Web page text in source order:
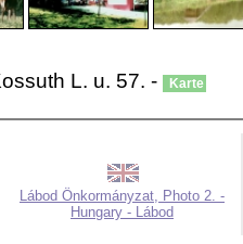
L. u. 57. - Karte
Lábod Önkormányzat, Photo 2. -
Hungary - Lábod